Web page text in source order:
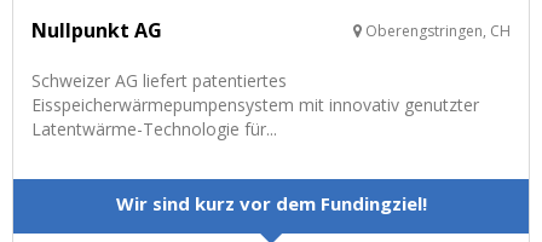
Nullpunkt AG Oberengstringen, CH
Schweizer AG liefert patentiertes
Eisspeicherwärmepumpensystem mit innovativ genutzter
Latentwärme-Technologie für...
Wir sind kurz vor dem Fundingziel!